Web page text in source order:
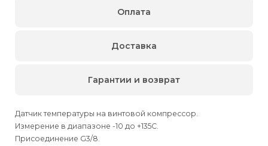
Датчик температуры на винтовой компрессор.
Измерение в диапазоне -10 до +135С.
Присоединение G3/8.
Оплата
Доставка
Гарантии и возврат